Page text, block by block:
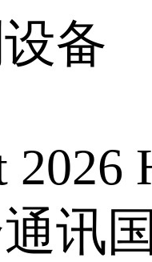
备
2026
讯